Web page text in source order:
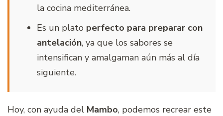
la cocina mediterránea.
Es un plato perfecto para preparar con
antelación, ya que los sabores se
intensifican y amalgaman aún más al día
siguiente.
Hoy, con ayuda del Mambo, podemos recrear este